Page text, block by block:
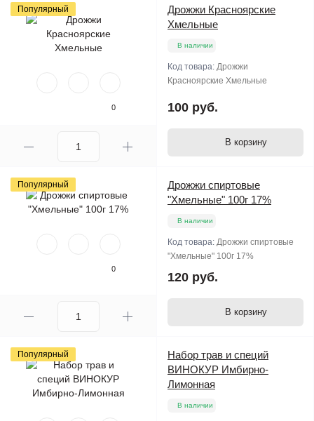
Популярный
0
Дрожжи Красноярские
Хмельные
В наличии
Код товара: Дрожжи
Красноярские Хмельные
100 руб.
В корзину
Популярный
0
Дрожжи спиртовые
"Хмельные" 100г 17%
В наличии
Код товара: Дрожжи спиртовые
"Хмельные" 100г 17%
120 руб.
В корзину
Популярный
Набор трав и специй
ВИНОКУР Имбирно-
Лимонная
В наличии